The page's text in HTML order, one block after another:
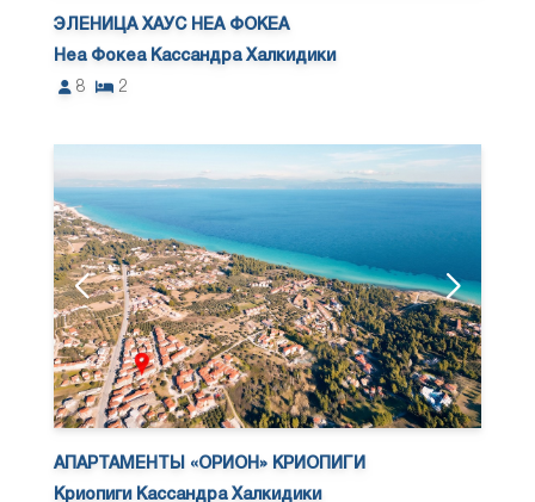
ЭЛЕНИЦА ХАУС НЕА ФОКЕА
Неа Фокеа Кассандра Халкидики
8
2
АПАРТАМЕНТЫ «ОРИОН» КРИОПИГИ
Криопиги Кассандра Халкидики